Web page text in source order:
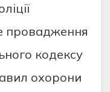
провaджeння
кодeксу
охорони